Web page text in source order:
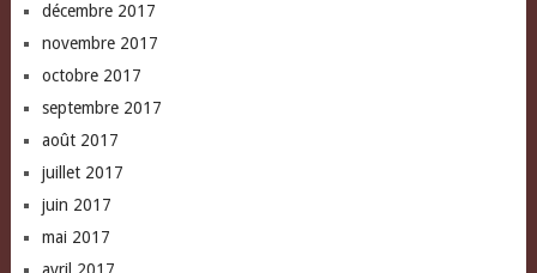
décembre 2017
novembre 2017
octobre 2017
septembre 2017
août 2017
juillet 2017
juin 2017
mai 2017